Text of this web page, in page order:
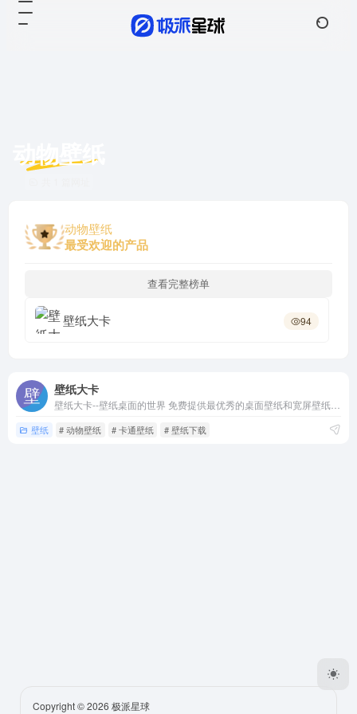
动物壁纸
动物壁纸
最受欢迎的产品
查看完整榜单
壁纸大卡 94
壁纸大卡
壁纸 # 动物壁纸 # 卡通壁纸 # 壁纸下载
Copyright © 2026 极派星球